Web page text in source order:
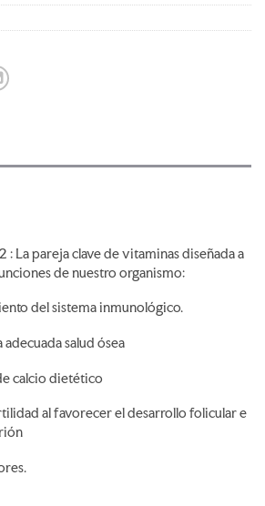
La pareja clave de vitaminas diseñada a
de nuestro organismo:
del sistema inmunológico.
salud ósea
calcio dietético
al favorecer el desarrollo folicular e